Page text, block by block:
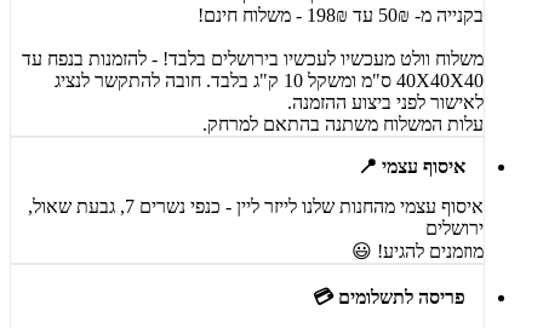
בקנייה מ- 50₪ עד 198₪ - משלוח חינם!
משלוח וולט מעכשיו לעכשיו בירושלים בלבד! - להזמנות בנפח עד
40X40X40 ס"מ ומשקל 10 ק"ג בלבד. חובה להתקשר לנציג
לאישור לפני ביצוע ההזמנה.
עלות המשלוח משתנה בהתאם למרחק.
איסוף עצמי 📍
איסוף עצמי מהחנות שלנו לייזר ליין - כנפי נשרים 7, גבעת שאול,
ירושלים
מוזמנים להגיע! 😃
פריסה לתשלומים 💳